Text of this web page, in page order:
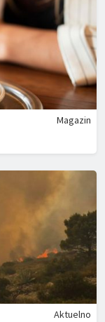
Magazin
Aktuelno